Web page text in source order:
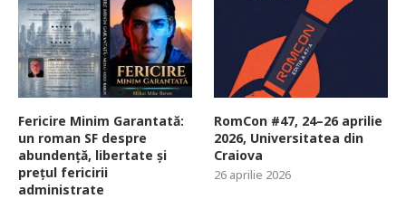
Fericire Minim Garantată:
un roman SF despre
abundență, libertate și
prețul fericirii
administrate
RomCon #47, 24–26 aprilie
2026, Universitatea din
Craiova
26 aprilie 2026